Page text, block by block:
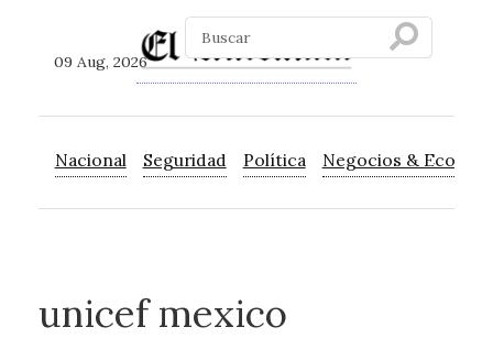
09 Aug, 2026
Nacional Seguridad Política Negocios &
unicef mexico